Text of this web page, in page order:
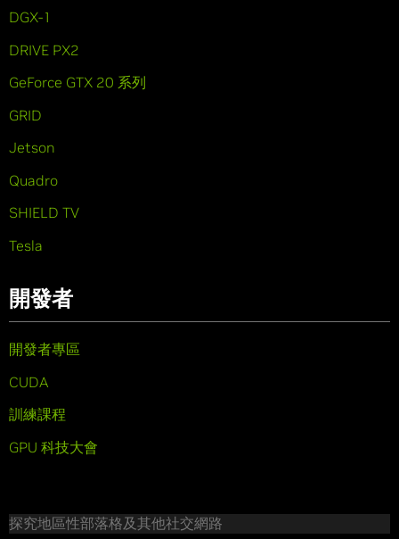
DGX-1
DRIVE PX2
GeForce GTX 20 系列
GRID
Jetson
Quadro
SHIELD TV
Tesla
開發者
開發者專區
CUDA
訓練課程
GPU 科技大會
探究地區性部落格及其他社交網路